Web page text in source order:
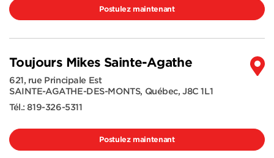
Postulez maintenant
Toujours Mikes Sainte-Agathe
621, rue Principale Est
SAINTE-AGATHE-DES-MONTS, Québec,J8C 1L1
Tél.:819-326-5311
Postulez maintenant